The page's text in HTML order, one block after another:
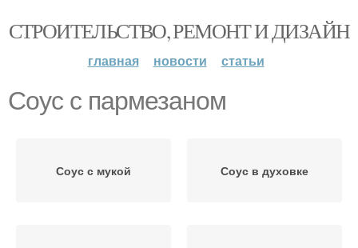
СТРОИТЕЛЬСТВО, РЕМОНТ И ДИЗАЙН
главная новости статьи
Соус с пармезаном
Соус с мукой Соус в духовке